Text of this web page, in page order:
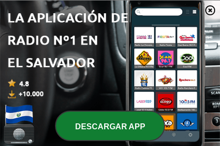
El Bueno, la Mala y el Feo Don Cheto Al Aire
Nadie Sabe Nada Fuga D´Uva
DESCARGAR APP